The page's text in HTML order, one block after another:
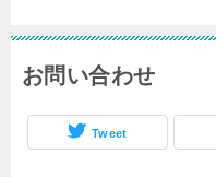
お問い合わせ
Tweet